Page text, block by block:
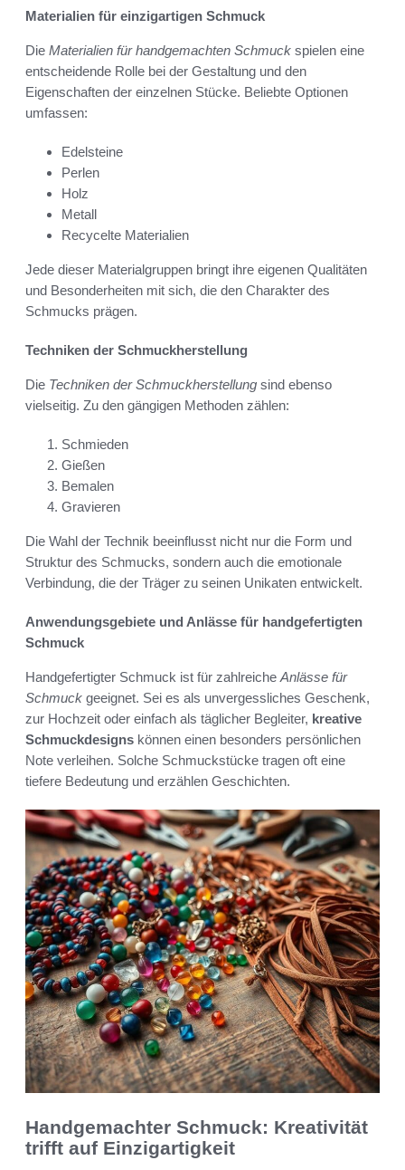
Materialien für einzigartigen Schmuck
Die Materialien für handgemachten Schmuck spielen eine
entscheidende Rolle bei der Gestaltung und den
Eigenschaften der einzelnen Stücke. Beliebte Optionen
umfassen:
Edelsteine
Perlen
Holz
Metall
Recycelte Materialien
Jede dieser Materialgruppen bringt ihre eigenen Qualitäten
und Besonderheiten mit sich, die den Charakter des
Schmucks prägen.
Techniken der Schmuckherstellung
Die Techniken der Schmuckherstellung sind ebenso
vielseitig. Zu den gängigen Methoden zählen:
Schmieden
Gießen
Bemalen
Gravieren
Die Wahl der Technik beeinflusst nicht nur die Form und
Struktur des Schmucks, sondern auch die emotionale
Verbindung, die der Träger zu seinen Unikaten entwickelt.
Anwendungsgebiete und Anlässe für handgefertigten
Schmuck
Handgefertigter Schmuck ist für zahlreiche Anlässe für
Schmuck geeignet. Sei es als unvergessliches Geschenk,
zur Hochzeit oder einfach als täglicher Begleiter, kreative
Schmuckdesigns können einen besonders persönlichen
Note verleihen. Solche Schmuckstücke tragen oft eine
tiefere Bedeutung und erzählen Geschichten.
Handgemachter Schmuck: Kreativität
trifft auf Einzigartigkeit